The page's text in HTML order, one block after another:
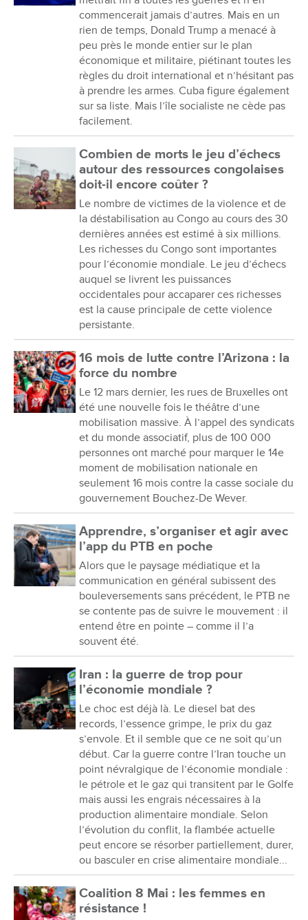
commencerait jamais d’autres. Mais en un
rien de temps, Donald Trump a menacé à
peu près le monde entier sur le plan
économique et militaire, piétinant toutes les
règles du droit international et n’hésitant pas
à prendre les armes. Cuba figure également
sur sa liste. Mais l’île socialiste ne cède pas
facilement.
Combien de morts le jeu d’échecs
autour des ressources congolaises
doit-il encore coûter ?
Le nombre de victimes de la violence et de
la déstabilisation au Congo au cours des 30
dernières années est estimé à six millions.
Les richesses du Congo sont importantes
pour l’économie mondiale. Le jeu d’échecs
auquel se livrent les puissances
occidentales pour accaparer ces richesses
est la cause principale de cette violence
persistante.
16 mois de lutte contre l’Arizona : la
force du nombre
Le 12 mars dernier, les rues de Bruxelles ont
été une nouvelle fois le théâtre d’une
mobilisation massive. À l’appel des syndicats
et du monde associatif, plus de 100 000
personnes ont marché pour marquer le 14e
moment de mobilisation nationale en
seulement 16 mois contre la casse sociale du
gouvernement Bouchez-De Wever.
Apprendre, s’organiser et agir avec
l’app du PTB en poche
Alors que le paysage médiatique et la
communication en général subissent des
bouleversements sans précédent, le PTB ne
se contente pas de suivre le mouvement : il
entend être en pointe – comme il l’a
souvent été.
Iran : la guerre de trop pour
l’économie mondiale ?
Le choc est déjà là. Le diesel bat des
records, l’essence grimpe, le prix du gaz
s’envole. Et il semble que ce ne soit qu’un
début. Car la guerre contre l’Iran touche un
point névralgique de l’économie mondiale :
le pétrole et le gaz qui transitent par le Golfe
mais aussi les engrais nécessaires à la
production alimentaire mondiale. Selon
l’évolution du conflit, la flambée actuelle
peut encore se résorber partiellement, durer,
ou basculer en crise alimentaire mondiale...
Coalition 8 Mai : les femmes en
résistance !